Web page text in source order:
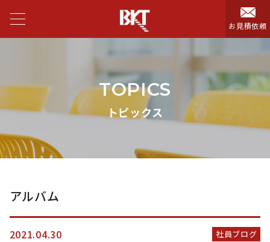
お見積依頼
TOPICS
トピックス
アルバム
2021.04.30 社員ブログ